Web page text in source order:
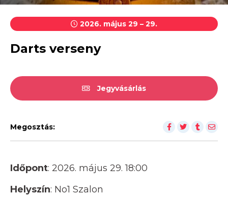
2026. május 29 – 29.
Darts verseny
Jegyvásárlás
Megosztás:
Időpont: 2026. május 29. 18:00
Helyszín: No1 Szalon